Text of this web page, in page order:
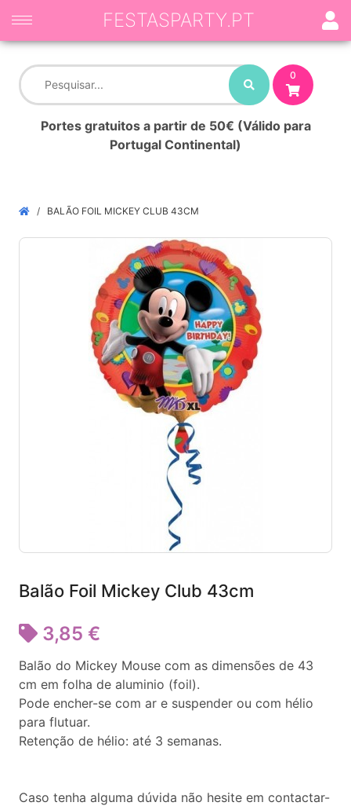
0
Portes gratuitos a partir de 50€ (Válido para
Portugal Continental)
FESTASPARTY.PT
BALÃO FOIL MICKEY CLUB 43CM
Balão Foil Mickey Club 43cm
3,85 €
Balão do Mickey Mouse com as dimensões de 43
cm em folha de aluminio (foil).
Pode encher-se com ar e suspender ou com hélio
para flutuar.
Retenção de hélio: até 3 semanas.
Caso tenha alguma dúvida não hesite em contactar-